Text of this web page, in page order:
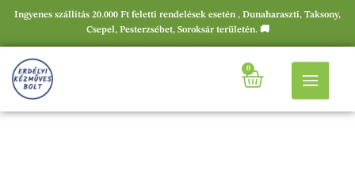
Ingyenes szállítás 20.000 Ft feletti rendelések esetén , Dunaharaszti, Taksony,
Csepel, Pesterzsébet, Soroksár területén. 🚚
0